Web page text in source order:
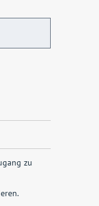
zu
.